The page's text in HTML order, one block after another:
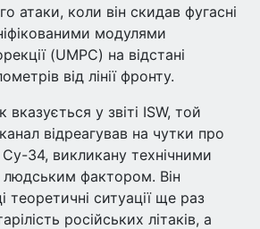
атаки, коли він скидав фугасні
модулями
(UMPC) на відстані
від лінії фронту.
у звіті ISW, той
відреагував на чутки про
34, викликану технічними
фактором. Він
теоретичні ситуації ще раз
російських літаків, а